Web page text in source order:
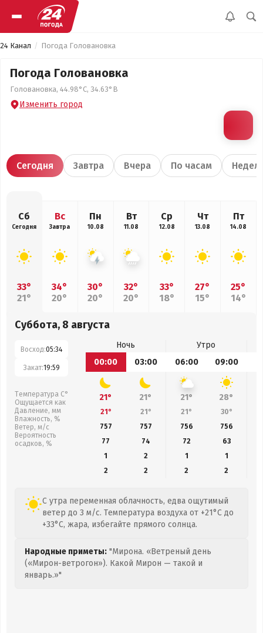
24 Канал Погода Головановка
Погода Головановка
Головановка, 44.98°С, 34.63°В
Изменить город
Сегодня Завтра Вчера По часам
Сб
Сегодня
33°
21°
Вс
Завтра
34°
20°
Пн
10.08
30°
20°
Вт
11.08
32°
20°
Ср
12.08
33°
18°
Чт
13.08
27°
15°
Пт
14.08
25°
14°
Суббота, 8 августа
Восход:05:34
Закат:19:59
Температура С°
Ощущается как
Давление, мм
Влажность, %
Ветер, м/с
Вероятность
осадков, %
Ночь
Утро
00:00
03:00 06:00 09:00
21° 21° 21° 28°
21° 21° 21° 30°
757
757 756 756
77
74 72 63
1
2 1
1
2
2 2 2
С утра переменная облачность, едва ощутимый
ветер до 3 м/с. Температура воздуха от +21°C до
+33°C, жара, избегайте прямого солнца.
Народные приметы: "Мирона. «Ветреный день
(«Мирон-ветрогон»). Какой Мирон — такой и
январь.»"